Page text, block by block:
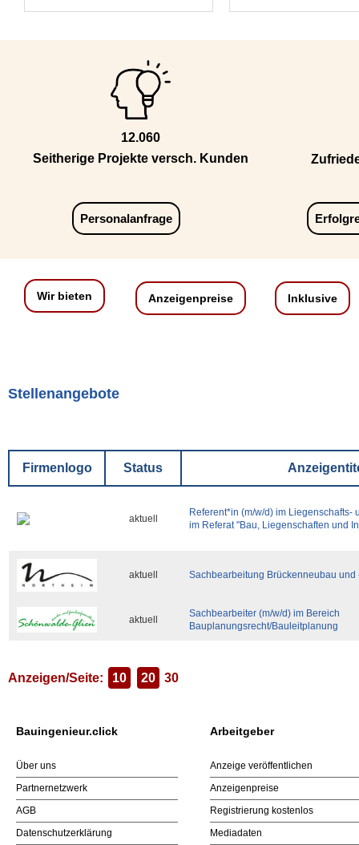
12.060
Seitherige Projekte versch. Kunden
Personalanfrage
Wir bieten Anzeigenpreise Inklusive
Stellenangebote
Firmenlogo Status
aktuell
Referent*in (m/w/d) im Liegenschafts-
im Referat "Bau, Liegenschaften und
aktuell Sachbearbeitung Brückenneubau und
aktuell
Sachbearbeiter (m/w/d) im Bereich
Bauplanungsrecht/Bauleitplanung
Anzeigen/Seite: 10 20 30
Bauingenieur.click Arbeitgeber
Über uns
Partnernetzwerk
AGB
Datenschutzerklärung
Anzeige veröffentlichen
Anzeigenpreise
Registrierung kostenlos
Mediadaten